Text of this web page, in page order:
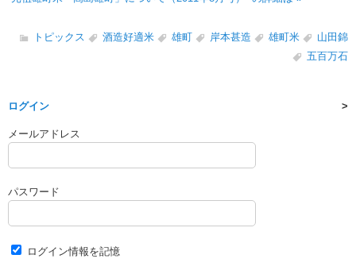
トピックス 酒造好適米 雄町 岸本甚造 雄町米
山田錦
五百万石
ログイン
メールアドレス
パスワード
ログイン情報を記憶